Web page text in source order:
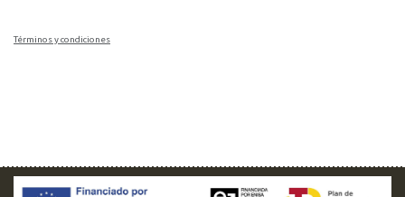
Términos y condiciones